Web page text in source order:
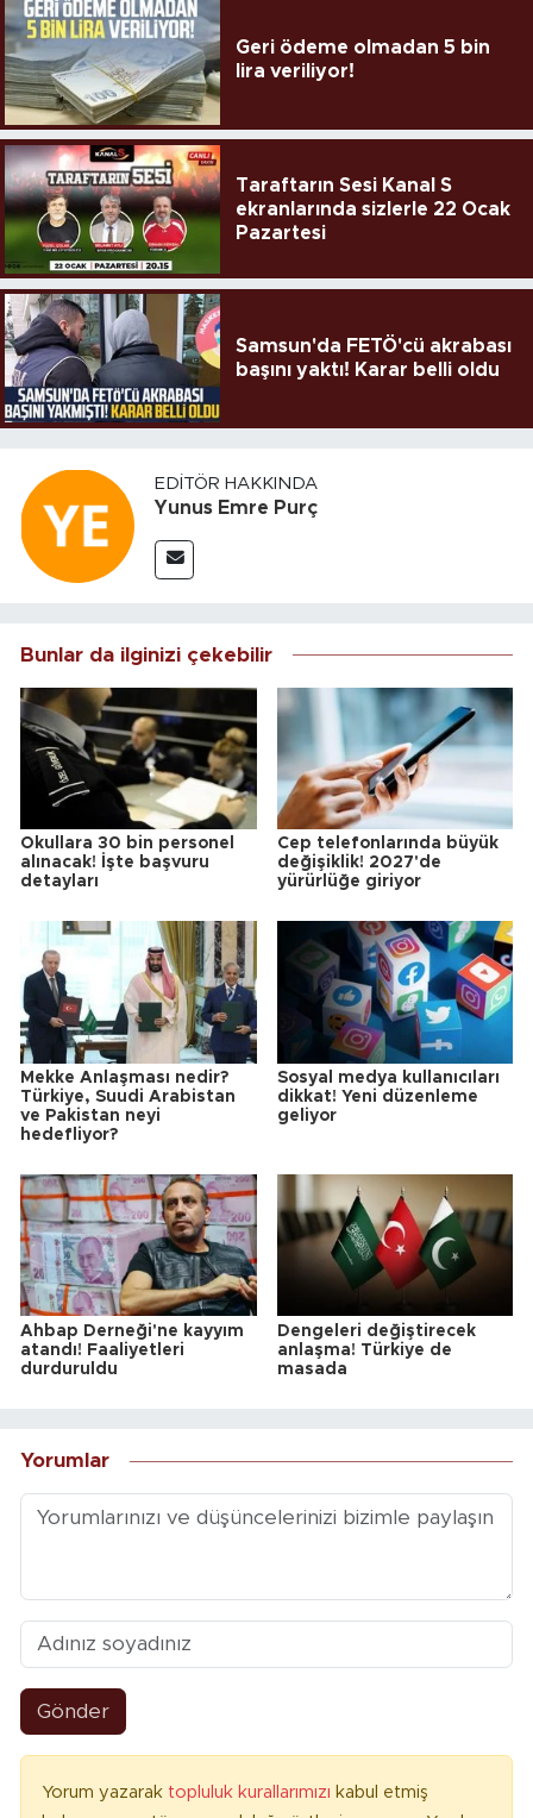
Geri ödeme olmadan 5 bin
lira veriliyor!
Taraftarın Sesi Kanal S
ekranlarında sizlerle 22 Ocak
Pazartesi
Samsun'da FETÖ'cü akrabası
başını yaktı! Karar belli oldu
EDITÖR HAKKINDA
Yunus Emre Purç
Bunlar da ilginizi çekebilir
Okullara 30 bin personel
alınacak! İşte başvuru
detayları
Cep telefonlarında büyük
değişiklik! 2027'de
yürürlüğe giriyor
Mekke Anlaşması nedir?
Türkiye, Suudi Arabistan
ve Pakistan neyi
hedefliyor?
Sosyal medya kullanıcıları
dikkat! Yeni düzenleme
geliyor
Ahbap Derneği'ne kayyım
atandı! Faaliyetleri
durduruldu
Dengeleri değiştirecek
anlaşma! Türkiye de
masada
Yorumlar
Gönder
Yorum yazarak topluluk kurallarımızı kabul etmiş